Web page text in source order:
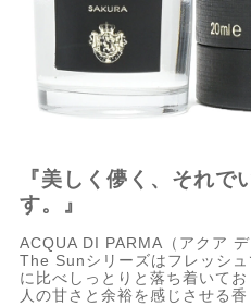
『美しく儚く、それで
す。』
ACQUA DI PARMA（アクア
The Sunシリーズはフレッシ
に比べしっとりと落ち着いて
人の甘さと余裕を感じさせる香